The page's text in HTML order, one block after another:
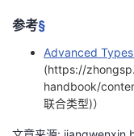
参考§
Advanced
(https://
handbook/
联合类型)）